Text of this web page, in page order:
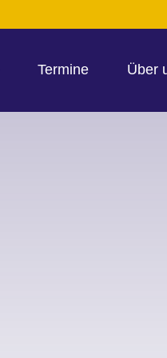
Termine Über